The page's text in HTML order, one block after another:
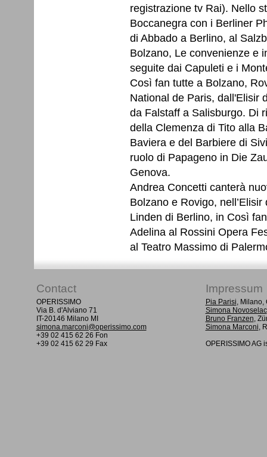
registrazione tv Rai). Nello
Boccanegra con i Berliner
di Abbado a Berlino, al
Bolzano, Le convenienze e
seguite dai Capuleti e i
Così fan tutte a Bolzano,
National de Paris, dall'Elisir
da Falstaff a Salisburgo. Di
della Clemenza di Tito alla
Baviera e del Barbiere di
ruolo di Papageno in Die
Genova.
Andrea Concetti canterà
Bolzano e Rovigo,
Linden di Berlino, in Così
Adelina al Rossini Opera
al Teatro Massimo di
Contact Impressum
OPERISSIMO
Via B. d'Alviano 71
IT-20146 Milano MI
simona.marconi@operissimo.com
+39 02 415 62 26 Fon
+39 02 415 62 29 Fax
Pia Parisi, Milano,
Simona Novoselac
Bruno Franzen,
Simona Marconi,
OPERISSIMO AG